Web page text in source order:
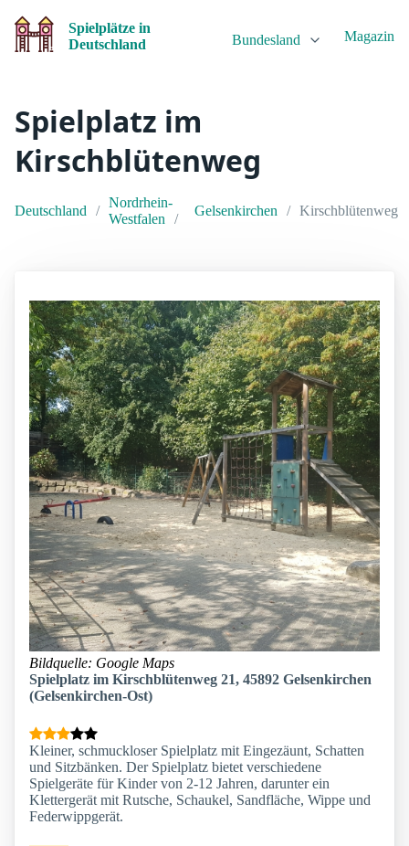
Spielplätze in
Deutschland
Bundesland Magazin
Spielplatz im
Kirschblütenweg
Deutschland
Nordrhein-
Westfalen
Gelsenkirchen Kirschblütenweg
Bildquelle: Google Maps
Spielplatz im Kirschblütenweg 21, 45892 Gelsenkirchen
(Gelsenkirchen-Ost)
Kleiner, schmuckloser Spielplatz mit Eingezäunt, Schatten
und Sitzbänken. Der Spielplatz bietet verschiedene
Spielgeräte für Kinder von 2-12 Jahren, darunter ein
Klettergerät mit Rutsche, Schaukel, Sandfläche, Wippe und
Federwippgerät.